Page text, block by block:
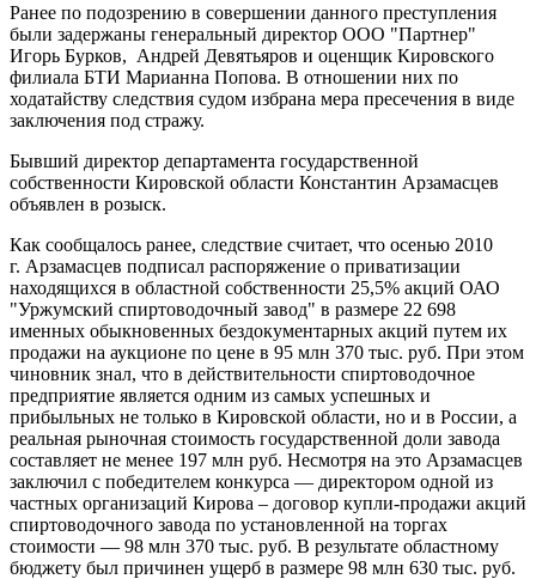
Ранее по подозрению в совершении данного преступления
были задержаны генеральный директор ООО "Партнер"
Игорь Бурков, Андрей Девятьяров и оценщик Кировского
филиала БТИ Марианна Попова. В отношении них по
ходатайству следствия судом избрана мера пресечения в виде
заключения под стражу.
Бывший директор департамента государственной
собственности Кировской области Константин Арзамасцев
объявлен в розыск.
Как сообщалось ранее, следствие считает, что осенью 2010
г. Арзамасцев подписал распоряжение о приватизации
находящихся в областной собственности 25,5% акций ОАО
"Уржумский спиртоводочный завод" в размере 22 698
именных обыкновенных бездокументарных акций путем их
продажи на аукционе по цене в 95 млн 370 тыс. руб. При этом
чиновник знал, что в действительности спиртоводочное
предприятие является одним из самых успешных и
прибыльных не только в Кировской области, но и в России, а
реальная рыночная стоимость государственной доли завода
составляет не менее 197 млн руб. Несмотря на это Арзамасцев
заключил с победителем конкурса — директором одной из
частных организаций Кирова – договор купли-продажи акций
спиртоводочного завода по установленной на торгах
стоимости — 98 млн 370 тыс. руб. В результате областному
бюджету был причинен ущерб в размере 98 млн 630 тыс. руб.